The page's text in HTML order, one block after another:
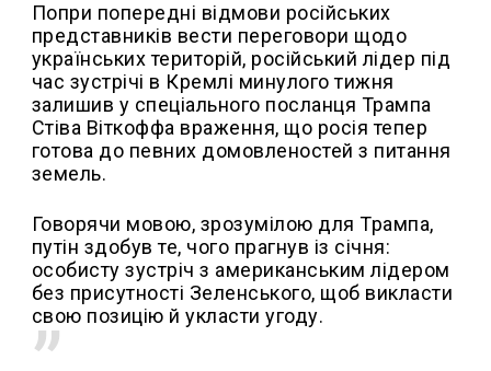
Попри попередні відмови російських
представників вести переговори щодо
українських територій, російський лідер під
час зустрічі в Кремлі минулого тижня
залишив у спеціального посланця Трампа
Стіва Віткоффа враження, що росія тепер
готова до певних домовленостей з питання
земель.
Говорячи мовою, зрозумілою для Трампа,
путін здобув те, чого прагнув із січня:
особисту зустріч з американським лідером
без присутності Зеленського, щоб викласти
свою позицію й укласти угоду.